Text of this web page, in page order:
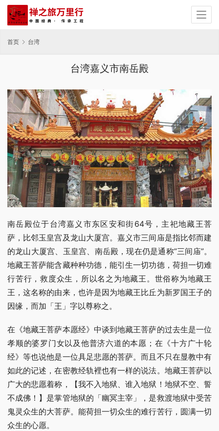
首页 台湾
台湾嘉义市南岳殿
南岳殿位于台湾嘉义市东区安和街64号，主祀地藏王菩
萨，比邻玉皇宫及龙山大厦宫。嘉义市三间庙是指比邻而建
的龙山大厦宫、玉皇宫、南岳殿，现在仍是通称”三间庙”。
地藏王菩萨能含藏种种功德，能引生一切功德，荷担一切难
行苦行，救度众生，所以名之为地藏王。世俗称为地藏王
王，这名称的由来，也许是因为地藏王比丘为新罗国王子的
因缘，而加「王」字以尊称之。
在《地藏王菩萨本愿经》中谈到地藏王菩萨的过去生是一位
孝顺的婆罗门女以及他普济六道的本愿；在《十方广十轮
经》等也说他是一位具足悲愿的菩萨。而且不只在显教中有
如此的记述，在密教经轨裡也有一样的说法。地藏王菩萨以
广大的悲愿着称，【我不入地狱、谁入地狱！地狱不空、誓
不成佛！】是掌管地狱的「幽冥主宰」，是救渡地狱中受苦
鬼灵众生的大菩萨。能荷担一切众生的难行苦行，圆满一切
众生的心愿。